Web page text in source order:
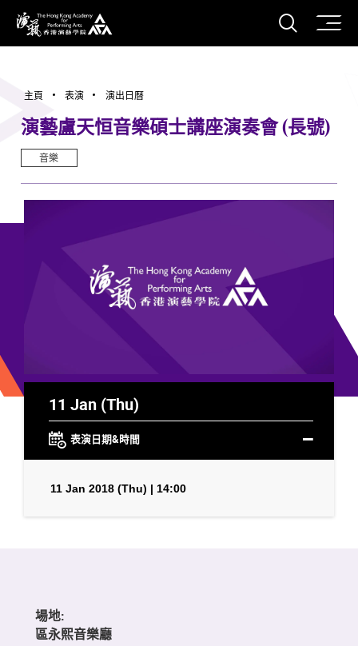
香港演藝學院
打開
主頁 表演 演出日曆
演藝盧天恒音樂碩士講座演奏會 (長號)
音樂
11 Jan (Thu)
表演日期&時間
11 Jan 2018 (Thu) | 14:00
場地:
區永熙音樂廳